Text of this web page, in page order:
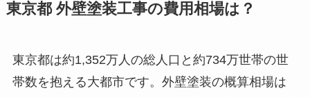
東京都 外壁塗装工事の費用相場は？
東京都は約1,352万人の総人口と約734万世帯の世
帯数を抱える大都市です。外壁塗装の概算相場は